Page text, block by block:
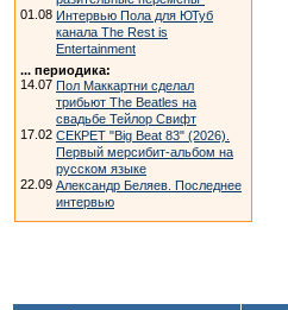
01.08 Интервью Пола для ЮТуб
канала The Rest is
Entertainment
... периодика:
14.07 Пол Маккартни сделал
трибьют The Beatles на
свадьбе Тейлор Свифт
17.02 СЕКРЕТ "Big Beat 83" (2026).
Первый мерсибит-альбом на
русском языке
22.09 Александр Беляев. Последнее
интервью